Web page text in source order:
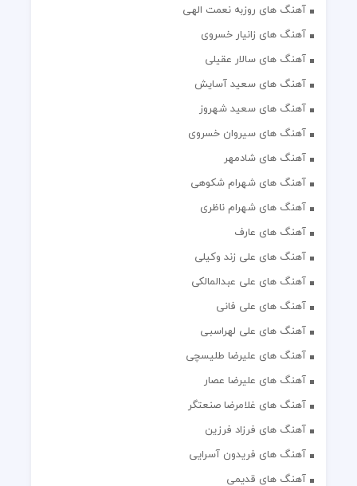
آهنگ های روزبه نعمت الهی
آهنگ های زانیار خسروی
آهنگ های سالار عقیلی
آهنگ های سعید آسایش
آهنگ های سعید شهروز
آهنگ های سیروان خسروی
آهنگ های شادمهر
آهنگ های شهرام شکوهی
آهنگ های شهرام ناظری
آهنگ های عارف
آهنگ های علی زند وکیلی
آهنگ های علی عبدالمالکی
آهنگ های علی فانی
آهنگ های علی لهراسبی
آهنگ های علیرضا طلیسچی
آهنگ های علیرضا عصار
آهنگ های غلامرضا صنعتگر
آهنگ های فرزاد فرزین
آهنگ های فریدون آسرایی
آهنگ های قدیمی